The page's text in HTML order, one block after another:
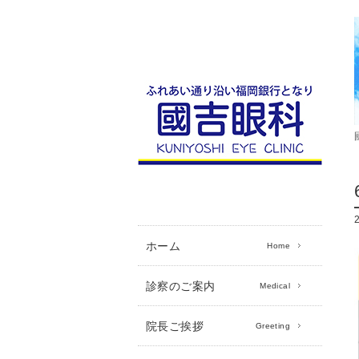
ホーム Home
診察のご案内 Medical
院長ご挨拶 Greeting